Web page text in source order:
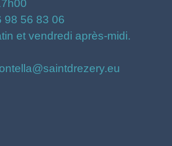
98 56 83 06
et vendredi après-midi.